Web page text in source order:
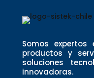
Somos
productos y
soluciones
innovadoras.